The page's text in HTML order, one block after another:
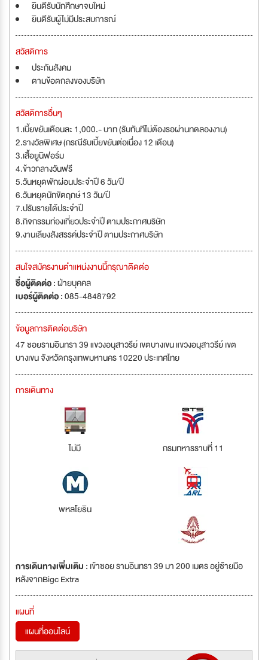
ยินดีรับนักศึกษาจบใหม่
ยินดีรับผู้ไม่มีประสบการณ์
สวัสดิการ
ประกันสังคม
ตามข้อตกลงของบริษัท
สวัสดิการอื่นๆ
1.เบี้ยขยันเดือนละ 1,000.- บาท (รับทันทีไม่ต้องรอผ่านทดลองงาน)
2.รางวัลพิเศษ (กรณีรับเบี้ยขยันต่อเนื่อง 12 เดือน)
3.เสื้อยูนิฟอร์ม
4.ข้าวกลางวันฟรี
5.วันหยุดพักผ่อนประจำปี 6 วัน/ปี
6.วันหยุดนักขัตฤกษ์ 13 วัน/ปี
7.ปรับรายได้ประจำปี
8.กิจกรรมท่องเที่ยวประจำปี ตามประกาศบริษัท
9.งานเลียงสังสรรค์ประจำปี ตามประกาศบริษัท
สนใจสมัครงานตำแหน่งงานนี้กรุณาติดต่อ
ชื่อผู้ติดต่อ :ฝ่ายบุคคล
เบอร์ผู้ติดต่อ :085-4848792
ข้อมูลการติดต่อบริษัท
47 ซอยรามอินทรา 39 แขวงอนุสาวรีย์ เขตบางเขน แขวงอนุสาวรีย์ เขต
บางเขน จังหวัดกรุงเทพมหานคร 10220 ประเทศไทย
การเดินทาง
ไม่มี กรมทหารราบที่ 11
พหลโยธิน
การเดินทางเพิ่มเติม : เข้าซอย รามอินทรา 39 มา 200 เมตร อยู่ซ้ายมือ
หลังจากBigc Extra
แผนที่
แผนที่ออนไลน์